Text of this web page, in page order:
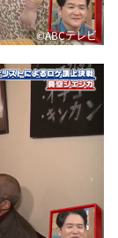
©ABCテレビ